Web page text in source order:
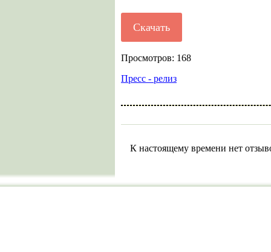
Скачать
Просмотров: 168
Пресс - релиз
К настоящему времени нет